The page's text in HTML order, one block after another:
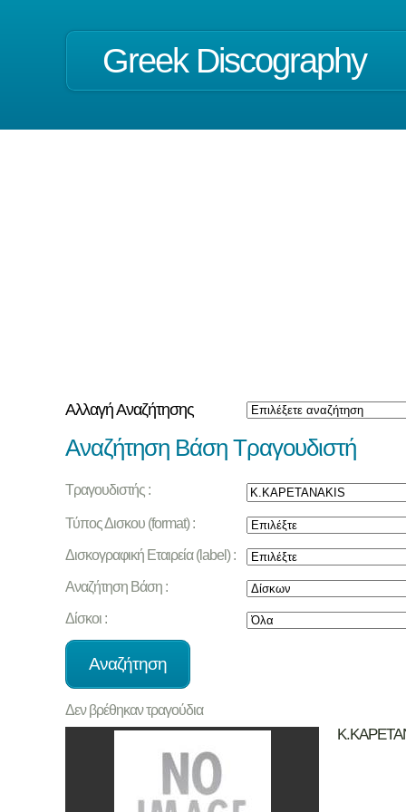
Greek Discography
Αλλαγή Αναζήτησης
Αναζήτηση Βάση Τραγουδιστή
Τραγουδιστής :
Τύπος Δισκου (format) :
Δισκογραφική Εταιρεία (label) :
Αναζήτηση Βάση :
Δίσκοι :
Δεν βρέθηκαν τραγούδια